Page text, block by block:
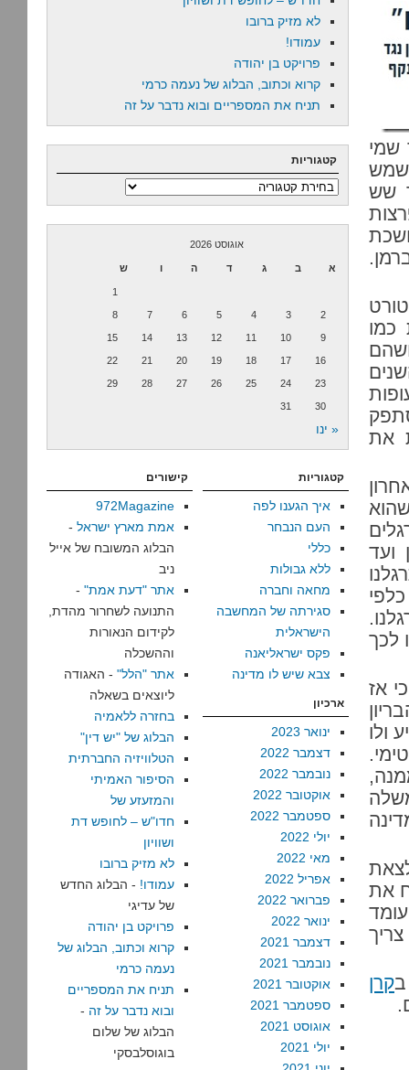
שמי
שש
כמו
את
ועד
לכך
אז
ולו
המדינה
את
קרן
לא מזיק ברובו
עמודו!
פרויקט בן יהודה
קרוא וכתוב, הבלוג של נעמה כרמי
תניח את המספריים ובוא נדבר על זה
קטגוריות
קטגוריות
אוגוסט 2026
א ב ג ד ה ו ש
1
2
3
4
5
6
7
8
9
10
11
12
13
14
15
16
17
18
19
20
21
22
23
24
25
26
27
28
29
30
31
« ינו
קטגוריות
איך הגענו לפה
העם הנבחר
כללי
ללא גבולות
מחאה וחברה
סגירתה של המחשבה
הישראלית
פקס ישראליאנה
צבא שיש לו מדינה
ארכיון
ינואר 2023
דצמבר 2022
נובמבר 2022
אוקטובר 2022
ספטמבר 2022
יולי 2022
מאי 2022
אפריל 2022
פברואר 2022
ינואר 2022
דצמבר 2021
נובמבר 2021
אוקטובר 2021
ספטמבר 2021
אוגוסט 2021
יולי 2021
קישורים
972Magazine
אמת מארץ ישראל -
הבלוג המשובח של אייל
ניב
אתר "דעת אמת" -
התנועה לשחרור מהדת,
לקידום הנאורות
וההשכלה
אתר "הלל" - האגודה
ליוצאים בשאלה
בחזרה ללאמיה
הבלוג של "יש דין"
הטלוויזיה החברתית
הסיפור האמיתי
והמזעזע של
חדו"ש – לחופש דת
ושוויון
לא מזיק ברובו
עמודו! - הבלוג החדש
של עדיגי
פרויקט בן יהודה
קרוא וכתוב, הבלוג של
נעמה כרמי
תניח את המספריים
ובוא נדבר על זה -
הבלוג של שלום
בוגוסלבסקי